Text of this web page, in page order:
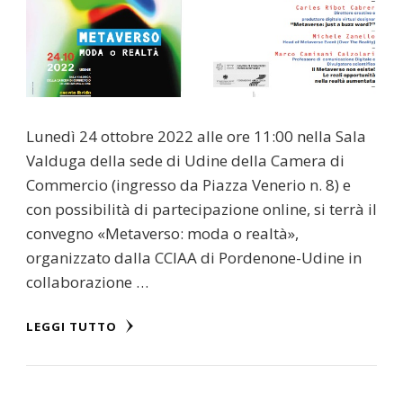
Lunedì 24 ottobre 2022 alle ore 11:00 nella Sala
Valduga della sede di Udine della Camera di
Commercio (ingresso da Piazza Venerio n. 8) e
con possibilità di partecipazione online, si terrà il
convegno «Metaverso: moda o realtà»,
organizzato dalla CCIAA di Pordenone-Udine in
collaborazione …
LEGGI TUTTO